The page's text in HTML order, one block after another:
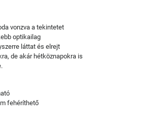
vonzva a tekintetet
optikailag
láttat és elrejt
de akár hétköznapokra is
fehéríthető